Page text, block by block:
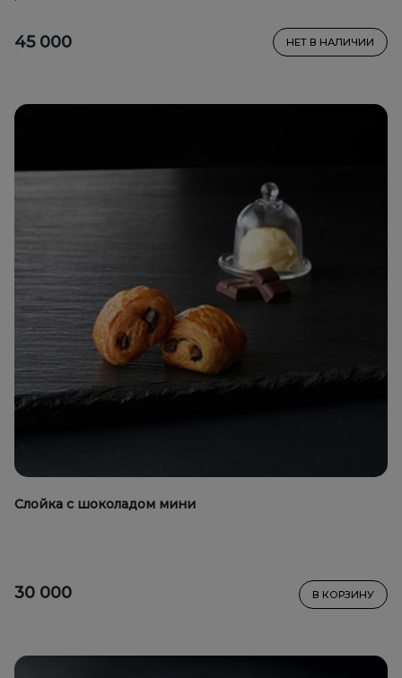
45 000 НЕТ В НАЛИЧИИ
Слойка с шоколадом мини
30 000 В КОРЗИНУ